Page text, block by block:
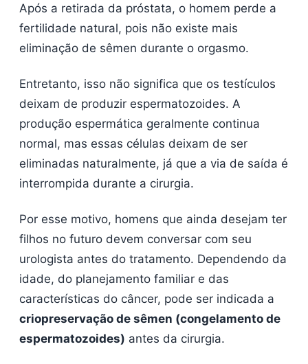
Após a retirada da próstata, o homem perde a
fertilidade natural, pois não existe mais
eliminação de sêmen durante o orgasmo.
Entretanto, isso não significa que os testículos
deixam de produzir espermatozoides. A
produção espermática geralmente continua
normal, mas essas células deixam de ser
eliminadas naturalmente, já que a via de saída é
interrompida durante a cirurgia.
Por esse motivo, homens que ainda desejam ter
filhos no futuro devem conversar com seu
urologista antes do tratamento. Dependendo da
idade, do planejamento familiar e das
características do câncer, pode ser indicada a
criopreservação de sêmen (congelamento de
espermatozoides) antes da cirurgia.